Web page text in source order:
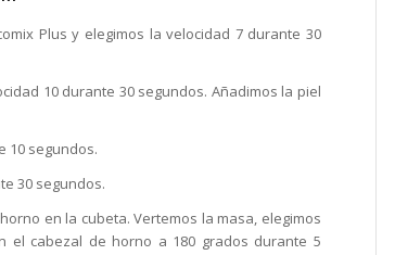
Plus y elegimos la velocidad 7 durante 30
10 durante 30 segundos. Añadimos la piel
10 segundos.
30 segundos.
en la cubeta. Vertemos la masa, elegimos
el cabezal de horno a 180 grados durante 5